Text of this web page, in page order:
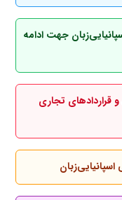
جهت ادامه
قراردادهای تجاری